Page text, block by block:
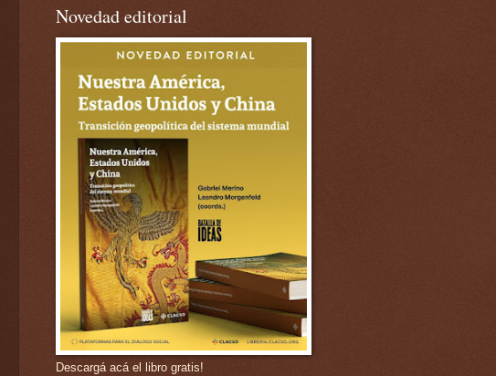
Novedad editorial
Descargá acá el libro gratis!